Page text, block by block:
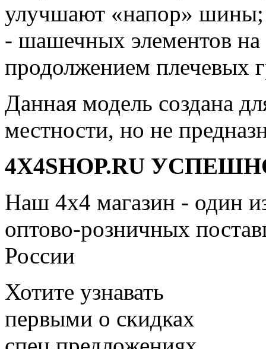
улучшают «напор» шины;
- шашечных элементов
продолжением плечевых
Данная модель создана
местности, но не
4X4SHOP.RU
Наш 4x4 магазин - один
оптово-розничных
России
Хотите узнавать
первыми о скидках